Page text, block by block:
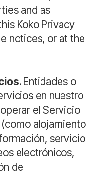
and as
Koko Privacy
notices, or at the
Entidades o
en nuestro
el Servicio
alojamiento
servicio
electrónicos,
de